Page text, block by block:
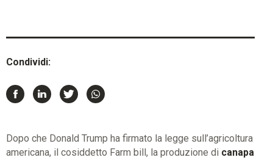
Condividi:
Dopo che Donald Trump ha firmato la legge sull’agricoltura
americana, il cosiddetto Farm bill, la produzione di canapa